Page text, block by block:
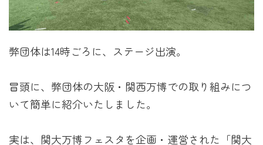
弊団体は14時ごろに、ステージ出演。
冒頭に、弊団体の大阪・関西万博での取り組みにつ
いて簡単に紹介いたしました。
実は、関大万博フェスタを企画・運営された「関大